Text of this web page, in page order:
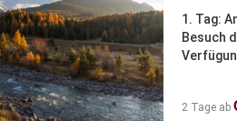
1. Tag:
Besuch
2 Tage ab